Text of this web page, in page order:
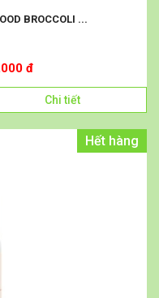
BROCCOLI ...
đ
Chi tiết
Hết hàng